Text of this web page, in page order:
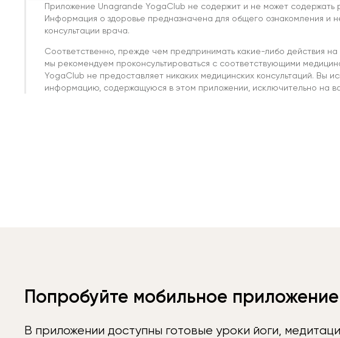
Приложение Unagrande YogaClub не содержит и не может содержать
Информация о здоровье предназначена для общего ознакомления и
консультации врача.
Соответственно, прежде чем предпринимать какие-либо действия
мы рекомендуем проконсультироваться с соответствующими
YogaClub не предоставляет никаких медицинских консультаций. Вы
информацию, содержащуюся в этом приложении, исключительно на
Попробуйте мобильное
В приложении доступны готовые уроки йоги,